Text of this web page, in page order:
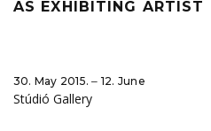
AS EXHIBITING ARTIST
30. May 2015. ‒ 12. June
Stúdió Gallery